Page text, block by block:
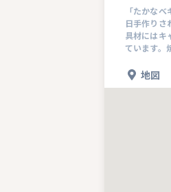
「たかな
日手作りさ
具材にはキ
ています。
地図